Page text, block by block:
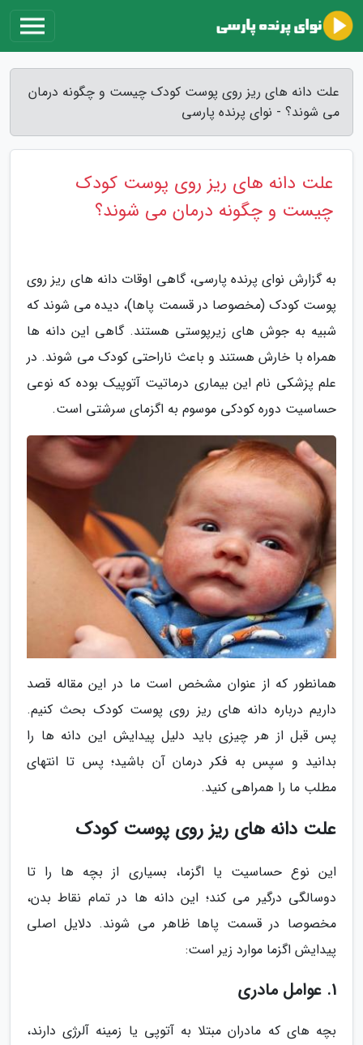
علت دانه های ریز روی پوست کودک چیست و چگونه درمان
می شوند؟ - نوای پرنده پارسی
علت دانه های ریز روی پوست کودک
چیست و چگونه درمان می شوند؟
به گزارش نوای پرنده پارسی، گاهی اوقات دانه های ریز روی
پوست کودک (مخصوصا در قسمت پاها)، دیده می شوند که
شبیه به جوش های زیرپوستی هستند. گاهی این دانه ها
همراه با خارش هستند و باعث ناراحتی کودک می شوند. در
علم پزشکی نام این بیماری درماتیت آتوپیک بوده که نوعی
حساسیت دوره کودکی موسوم به اگزمای سرشتی است.
همانطور که از عنوان مشخص است ما در این مقاله قصد
داریم درباره دانه های ریز روی پوست کودک بحث کنیم.
پس قبل از هر چیزی باید دلیل پیدایش این دانه ها را
بدانید و سپس به فکر درمان آن باشید؛ پس تا انتهای
مطلب ما را همراهی کنید.
علت دانه های ریز روی پوست کودک
این نوع حساسیت یا اگزما، بسیاری از بچه ها را تا
دوسالگی درگیر می کند؛ این دانه ها در تمام نقاط بدن،
مخصوصا در قسمت پاها ظاهر می شوند. دلایل اصلی
پیدایش اگزما موارد زیر است:
1. عوامل مادری
بچه های که مادران مبتلا به آتوپی یا زمینه آلرژی دارند،